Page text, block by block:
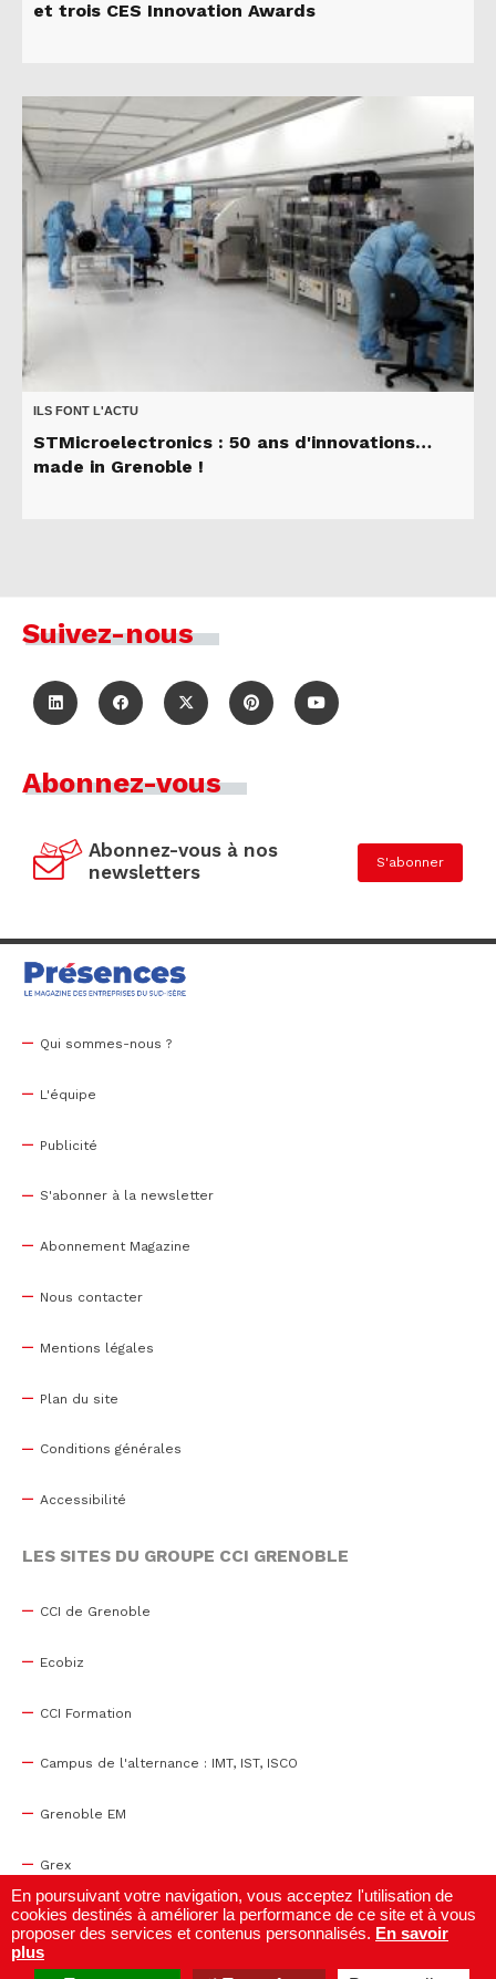
et trois CES Innovation Awards
ILS FONT L'ACTU
STMicroelectronics : 50 ans d'innovations…
made in Grenoble !
Suivez-nous
Abonnez-vous
Abonnez-vous à nos
newsletters
S'abonner
Qui sommes-nous ?
L'équipe
Publicité
S'abonner à la newsletter
Abonnement Magazine
Nous contacter
Mentions légales
Plan du site
Conditions générales
Accessibilité
LES SITES DU GROUPE CCI GRENOBLE
CCI de Grenoble
Ecobiz
CCI Formation
Campus de l'alternance : IMT, IST, ISCO
Grenoble EM
Grex
WTC Grenoble
Centre de congrès
En poursuivant votre navigation, vous acceptez l'utilisation de
cookies destinés à améliorer la performance de ce site et à vous
proposer des services et contenus personnalisés. En savoir
plus